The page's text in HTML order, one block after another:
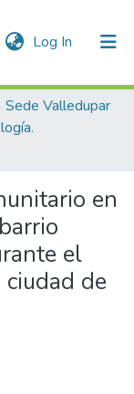
Log In (current)
Sede Valledupar
en
el
de